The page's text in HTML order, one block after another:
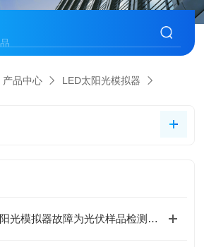
产品中心 LED太阳光模拟器
及时排查LED稳态太阳光模拟器故障为光伏样品检测提供稳定光源条件